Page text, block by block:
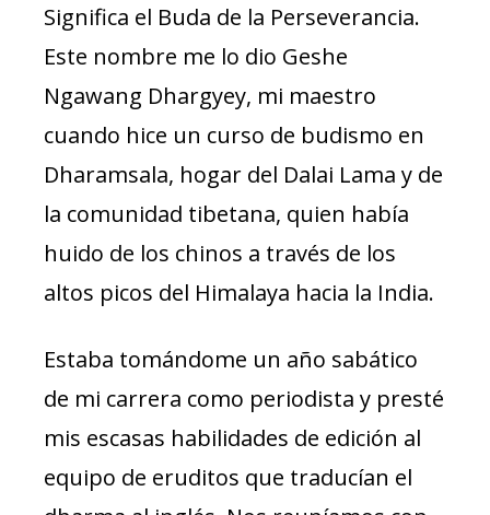
Significa el Buda de la Perseverancia.
Este nombre me lo dio Geshe
Ngawang Dhargyey, mi maestro
cuando hice un curso de budismo en
Dharamsala, hogar del Dalai Lama y de
la comunidad tibetana, quien había
huido de los chinos a través de los
altos picos del Himalaya hacia la India.
Estaba tomándome un año sabático
de mi carrera como periodista y presté
mis escasas habilidades de edición al
equipo de eruditos que traducían el